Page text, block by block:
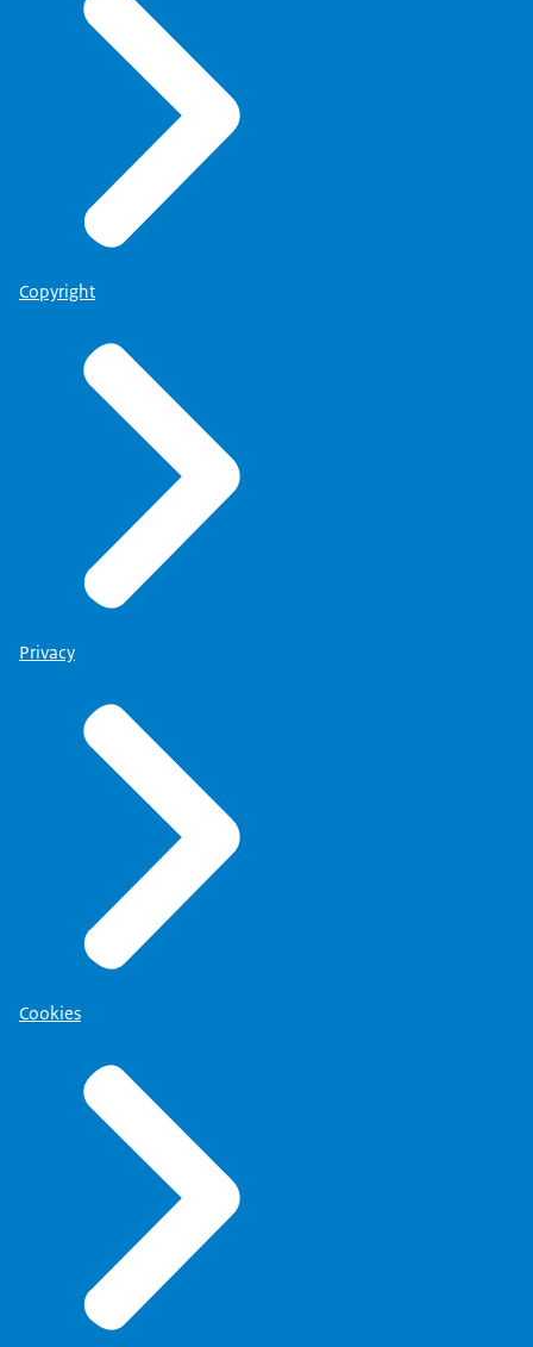
Copyright
Privacy
Cookies